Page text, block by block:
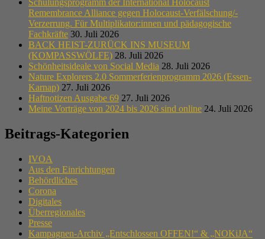
Remembrance Alliance gegen Holocaust-Verfälschung/-
Verzerrung. Für Multiplikator:innen und pädagogische
Fachkräfte 30. Juli 2026
BACK HEIST-ZURÜCK INS MUSEUM
(KOMPASSWÖLFE) 28. Juli 2026
Schönheitsideale von Social Media 28. Juli 2026
Nature Explorers 2.0 Sommerferienprogramm 2026 (Essen-
Karnap) 27. Juli 2026
Haftnotizen Ausgabe 69 27. Juli 2026
Meine Vorträge von 2024 bis 2026 sind online 24. Juli 2026
Beitrags-Kategorien
IVOA
Aus den Einrichtungen
Behördliches
Corona
Digitales
Überregionales
Presse
Kampagnen-Archiv „Entschlossen OFFEN!“ & „NOKiJA“